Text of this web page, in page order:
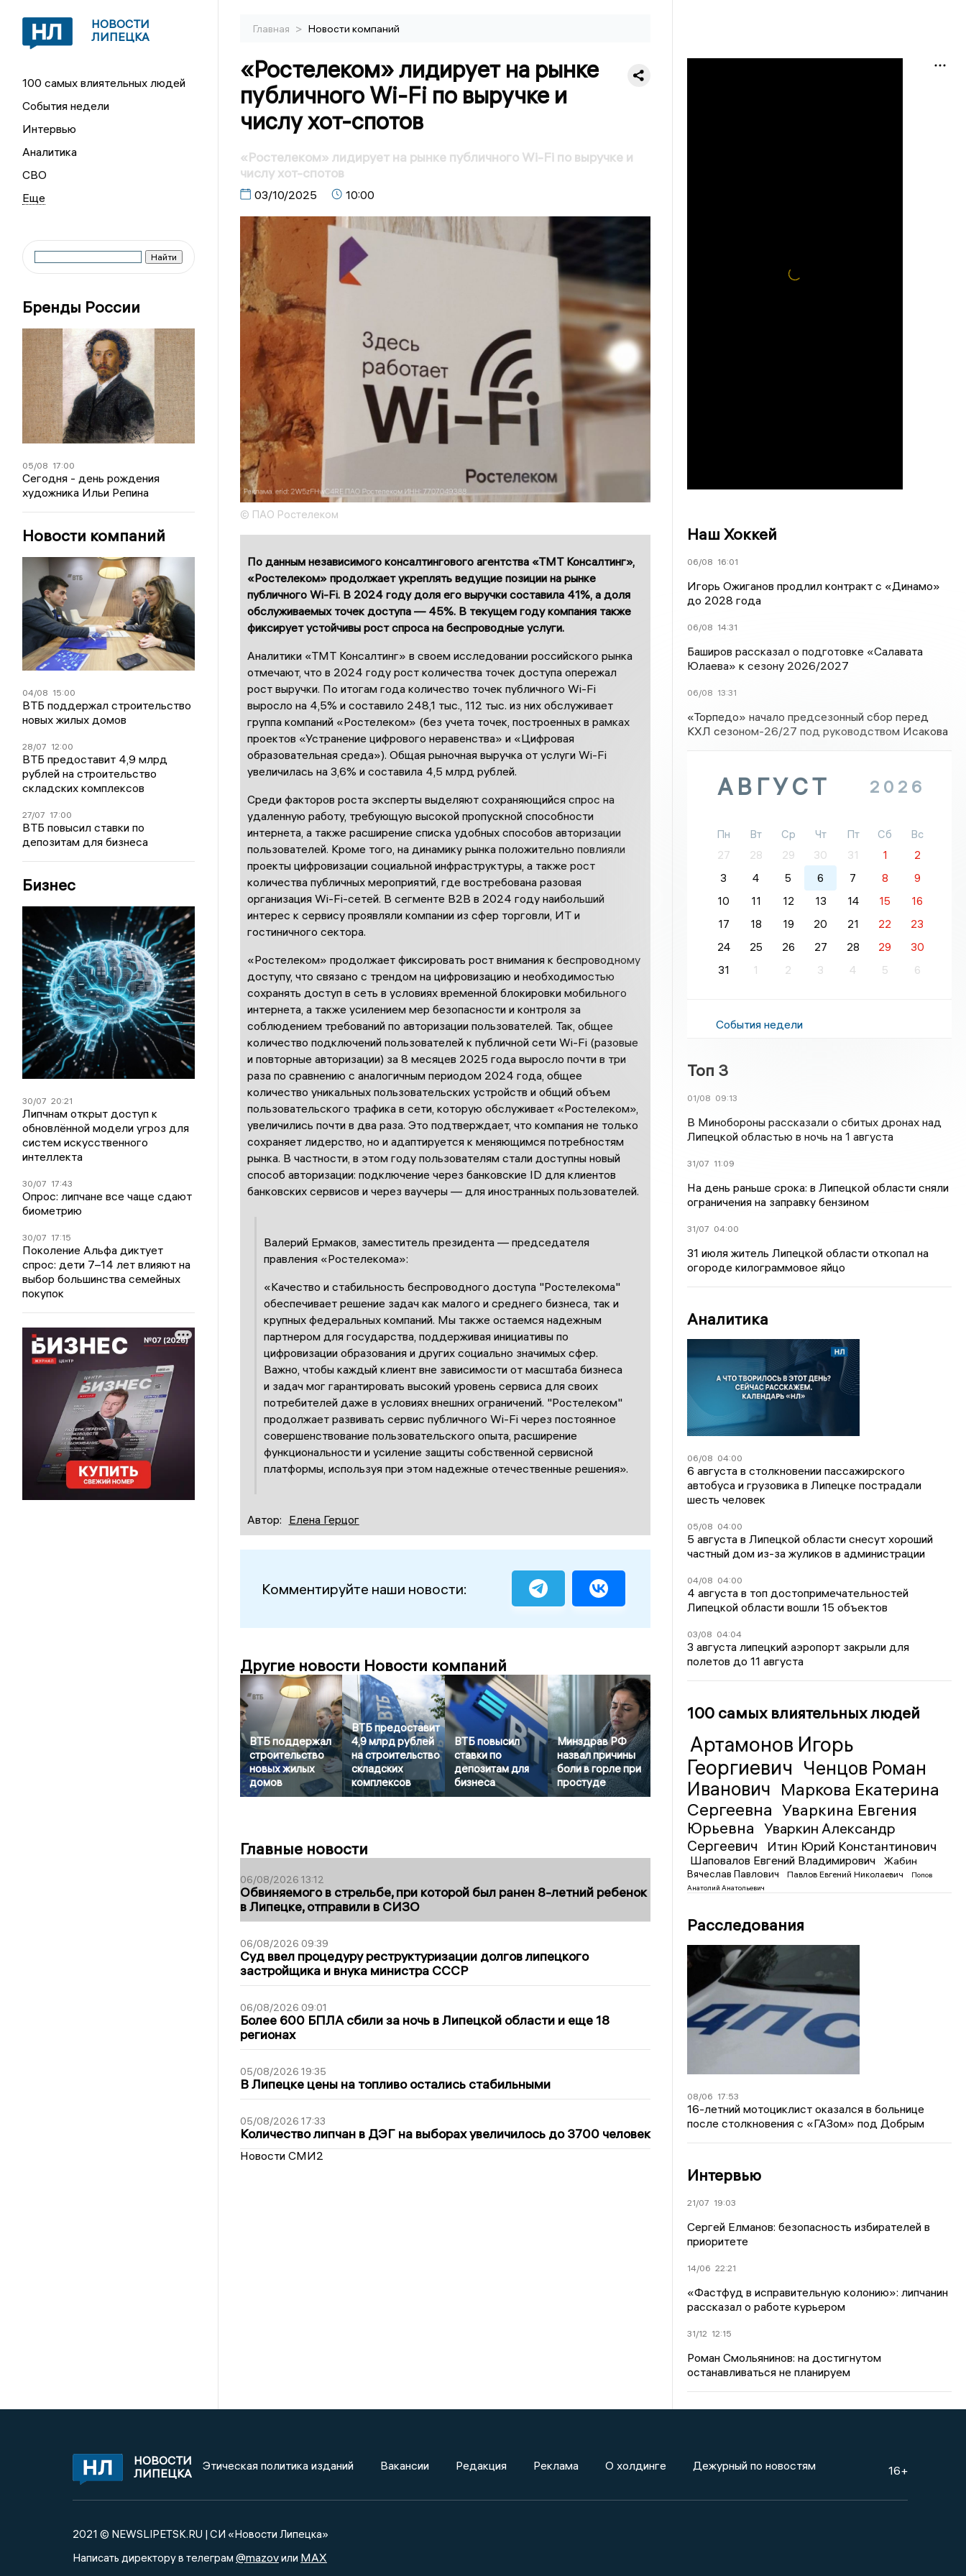
НОВОСТИ
ЛИПЕЦКА
100 самых влиятельных людей
События недели
Интервью
Аналитика
СВО
Бренды России
05/08 17:00
Сегодня - день рождения
художника Ильи Репина
Новости компаний
04/08 15:00
ВТБ поддержал строительство
новых жилых домов
28/07 12:00
ВТБ предоставит 4,9 млрд
рублей на строительство
складских комплексов
27/07 17:00
ВТБ повысил ставки по
депозитам для бизнеса
Бизнес
30/07 20:21
Липчнам открыт доступ к
обновлённой модели угроз для
систем искусственного
интеллекта
30/07 17:43
Опрос: липчане все чаще сдают
биометрию
30/07 17:15
Поколение Альфа диктует
спрос: дети 7–14 лет влияют на
выбор большинства семейных
покупок
Главная > Новости компаний
«Ростелеком» лидирует на рынке
публичного Wi-Fi по выручке и
числу хот-спотов
«Ростелеком» лидирует на рынке публичного Wi-Fi по выручке и
числу хот-спотов
03/10/2025 10:00
© ПАО Ростелеком
По данным независимого консалтингового агентства «ТМТ Консалтинг»,
«Ростелеком» продолжает укреплять ведущие позиции на рынке
публичного Wi-Fi. В 2024 году доля его выручки составила 41%, а доля
обслуживаемых точек доступа — 45%. В текущем году компания также
фиксирует устойчивы рост спроса на беспроводные услуги.
Аналитики «ТМТ Консалтинг» в своем исследовании российского рынка
отмечают, что в 2024 году рост количества точек доступа опережал
рост выручки. По итогам года количество точек публичного Wi-Fi
выросло на 4,5% и составило 248,1 тыс., 112 тыс. из них обслуживает
группа компаний «Ростелеком» (без учета точек, построенных в рамках
проектов «Устранение цифрового неравенства» и «Цифровая
образовательная среда»). Общая рыночная выручка от услуги Wi-Fi
увеличилась на 3,6% и составила 4,5 млрд рублей.
Среди факторов роста эксперты выделяют сохраняющийся спрос на
удаленную работу, требующую высокой пропускной способности
интернета, а также расширение списка удобных способов авторизации
пользователей. Кроме того, на динамику рынка положительно повлияли
проекты цифровизации социальной инфраструктуры, а также рост
количества публичных мероприятий, где востребована разовая
организация Wi-Fi-сетей. В сегменте B2B в 2024 году наибольший
интерес к сервису проявляли компании из сфер торговли, ИТ и
гостиничного сектора.
«Ростелеком» продолжает фиксировать рост внимания к беспроводному
доступу, что связано с трендом на цифровизацию и необходимостью
сохранять доступ в сеть в условиях временной блокировки мобильного
интернета, а также усилением мер безопасности и контроля за
соблюдением требований по авторизации пользователей. Так, общее
количество подключений пользователей к публичной сети Wi-Fi (разовые
и повторные авторизации) за 8 месяцев 2025 года выросло почти в три
раза по сравнению с аналогичным периодом 2024 года, общее
количество уникальных пользовательских устройств и общий объем
пользовательского трафика в сети, которую обслуживает «Ростелеком»,
увеличились почти в два раза. Это подтверждает, что компания не только
сохраняет лидерство, но и адаптируется к меняющимся потребностям
рынка. В частности, в этом году пользователям стали доступны новый
способ авторизации: подключение через банковские ID для клиентов
банковских сервисов и через ваучеры — для иностранных пользователей.
Валерий Ермаков, заместитель президента — председателя
правления «Ростелекома»:
«Качество и стабильность беспроводного доступа "Ростелекома"
обеспечивает решение задач как малого и среднего бизнеса, так и
крупных федеральных компаний. Мы также остаемся надежным
партнером для государства, поддерживая инициативы по
цифровизации образования и других социально значимых сфер.
Важно, чтобы каждый клиент вне зависимости от масштаба бизнеса
и задач мог гарантировать высокий уровень сервиса для своих
потребителей даже в условиях внешних ограничений. "Ростелеком"
продолжает развивать сервис публичного Wi-Fi через постоянное
совершенствование пользовательского опыта, расширение
функциональности и усиление защиты собственной сервисной
платформы, используя при этом надежные отечественные решения».
Автор: Елена Герцог
Комментируйте наши новости:
Другие новости Новости компаний
ВТБ поддержал
строительство
новых жилых
домов
ВТБ предоставит
4,9 млрд рублей
на строительство
складских
комплексов
ВТБ повысил
ставки по
депозитам для
бизнеса
Минздрав РФ
назвал причины
боли в горле при
простуде
Главные новости
06/08/2026 13:12
Обвиняемого в стрельбе, при которой был ранен 8-летний ребенок
в Липецке, отправили в СИЗО
06/08/2026 09:39
Суд ввел процедуру реструктуризации долгов липецкого
застройщика и внука министра СССР
06/08/2026 09:01
Более 600 БПЛА сбили за ночь в Липецкой области и еще 18
регионах
05/08/2026 19:35
В Липецке цены на топливо остались стабильными
05/08/2026 17:33
Количество липчан в ДЭГ на выборах увеличилось до 3700 человек
Новости СМИ2
Наш Хоккей
06/08 16:01
Игорь Ожиганов продлил контракт с «Динамо»
до 2028 года
06/08 14:31
Баширов рассказал о подготовке «Салавата
Юлаева» к сезону 2026/2027
06/08 13:31
«Торпедо» начало предсезонный сбор перед
КХЛ сезоном-26/27 под руководством Исакова
АВГУСТ 2026
Пн Вт Ср Чт Пт Сб
Вс
27
28 29 30 31 1
2
3
4 5 6 7 8
9
10
11 12 13 14 15
16
17
18 19 20 21 22
23
24
25 26 27 28 29
30
31
1 2 3 4 5 6
События недели
Топ 3
01/08 09:13
В Минобороны рассказали о сбитых дронах над
Липецкой областью в ночь на 1 августа
31/07 11:09
На день раньше срока: в Липецкой области сняли
ограничения на заправку бензином
31/07 04:00
31 июля житель Липецкой области откопал на
огороде килограммовое яйцо
Аналитика
06/08 04:00
6 августа в столкновении пассажирского
автобуса и грузовика в Липецке пострадали
шесть человек
05/08 04:00
5 августа в Липецкой области снесут хороший
частный дом из-за жуликов в администрации
04/08 04:00
4 августа в топ достопримечательностей
Липецкой области вошли 15 объектов
03/08 04:04
3 августа липецкий аэропорт закрыли для
полетов до 11 августа
100 самых влиятельных людей
Артамонов Игорь
Георгиевич Ченцов Роман
Иванович Маркова Екатерина
Сергеевна Уваркина Евгения
Юрьевна
Уваркин Александр
Сергеевич
Итин Юрий Константинович
Шаповалов Евгений Владимирович
Жабин
Вячеслав Павлович
Павлов Евгений Николаевич
Попов
Анатолий Анатольевич
Расследования
08/06 17:53
16-летний мотоциклист оказался в больнице
после столкновения с «ГАЗом» под Добрым
Интервью
21/07 19:03
Сергей Елманов: безопасность избирателей в
приоритете
14/06 22:21
«Фастфуд в исправительную колонию»: липчанин
рассказал о работе курьером
31/12 12:15
Роман Смольянинов: на достигнутом
останавливаться не планируем
НОВОСТИ
ЛИПЕЦКА
Этическая политика изданий Вакансии Редакция Реклама О холдинге Дежурный по новостям 16+
2021 © NEWSLIPETSK.RU | СИ «Новости Липецка»
Написать директору в телеграм @mazovили MAX